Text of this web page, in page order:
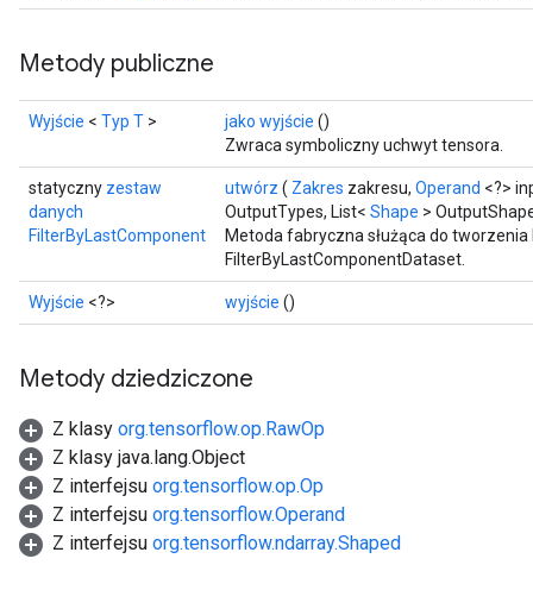
Metody publiczne
Wyjście < Typ T > jako wyjście ()
Zwraca symboliczny uchwyt tensora.
statyczny zestaw
danych
FilterByLastComponent
utwórz ( Zakres zakresu, Operand <?>
OutputTypes, List< Shape >
Metoda fabryczna służąca do
FilterByLastComponentDataset.
Wyjście <?> wyjście ()
Metody dziedziczone
Z klasy org.tensorflow.op.RawOp
Z klasy java.lang.Object
Z interfejsu org.tensorflow.op.Op
Z interfejsu org.tensorflow.Operand
Z interfejsu org.tensorflow.ndarray.Shaped